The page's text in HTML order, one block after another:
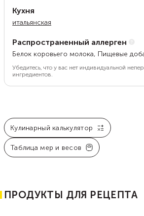
Кухня
итальянская
Распространенный аллерген
Белок коровьего молока, Пищевые
Убедитесь, что у вас нет индивидуальной
ингредиентов.
Кулинарный калькулятор
Таблица мер и весов
ПРОДУКТЫ ДЛЯ РЕЦЕПТА